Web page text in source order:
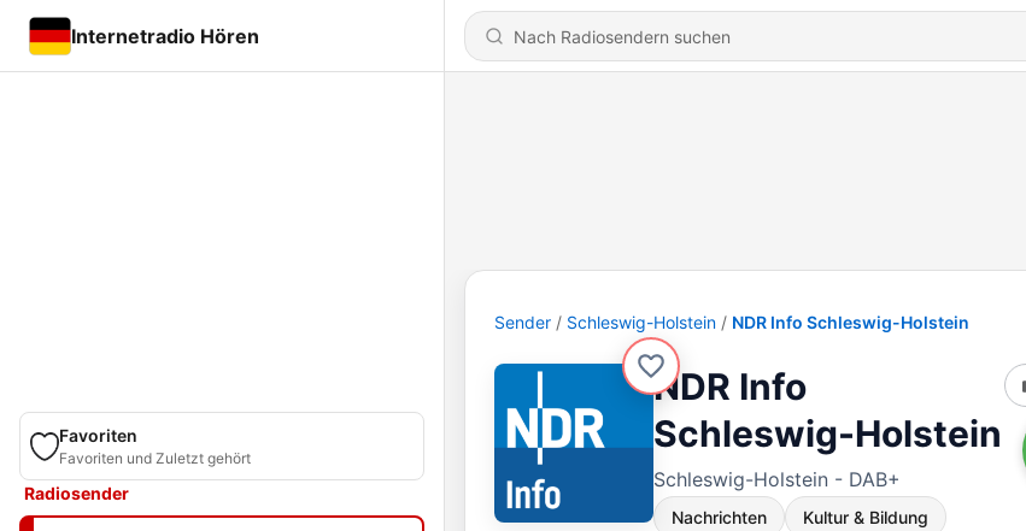
Internetradio Hören
Favoriten
Favoriten und Zuletzt gehört
Radiosender
Sender Schleswig-Holstein NDR Info Schleswig-Holstein
NDR Info
Schleswig-Holstein
Schleswig-Holstein - DAB+
Nachrichten Kultur & Bildung